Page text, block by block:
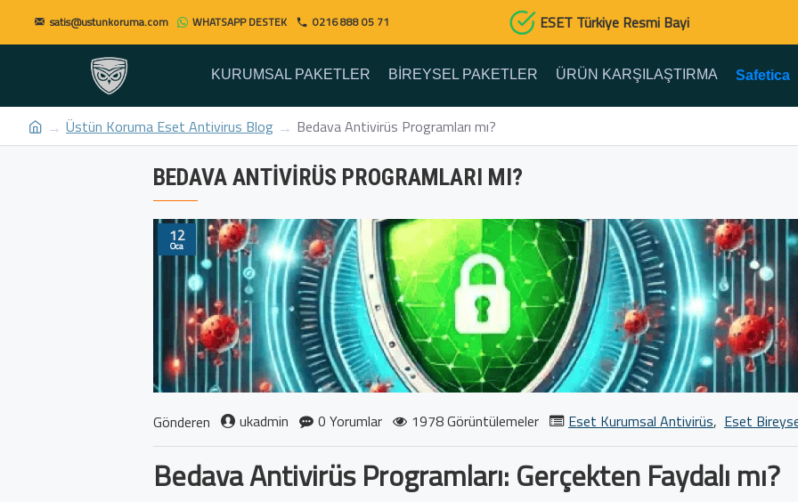
satis@ustunkoruma.com WHATSAPP DESTEK 0216 888 05 71 ESET Türkiye Resmi Bayi
KURUMSAL PAKETLER BIREYSEL PAKETLER ÜRÜN KARŞILAŞTIRMA Safetica
Üstün Koruma Eset Antivirus Blog Bedava Antivirüs Programları mı?
BEDAVA ANTIVIRÜS PROGRAMLARI MI?
12
Oca
Gönderen ukadmin 0 Yorumlar 1978 Görüntülemeler Eset Kurumsal Antivirüs, Eset
Bedava Antivirüs Programları: Gerçekten Faydalı mı?